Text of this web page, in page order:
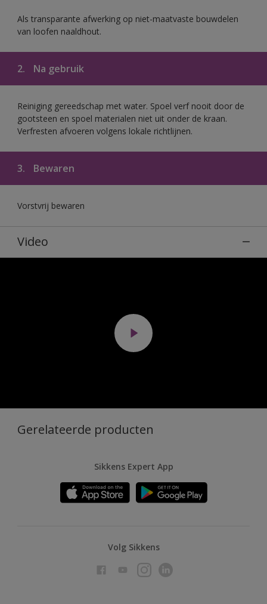
Als transparante afwerking op niet-maatvaste bouwdelen
van loofen naaldhout.
2. Na gebruik
Reiniging gereedschap met water. Spoel verf nooit door de
gootsteen en spoel materialen niet uit onder de kraan.
Verfresten afvoeren volgens lokale richtlijnen.
3. Bewaren
Vorstvrij bewaren
Video
Gerelateerde producten
Sikkens Expert App
Volg Sikkens